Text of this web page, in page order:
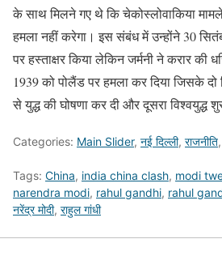
के साथ मिलने गए थे कि चेकोस्लोवाकिया
हमला नहीं करेगा। इस संबंध में उन्होंने 30
पर हस्ताक्षर किया लेकिन जर्मनी ने करार की
1939 को पोलैंड पर हमला कर दिया जिसके दो
से युद्ध की घोषणा कर दी और दूसरा विश्वयुद्ध
Categories: Main Slider, नई दिल्ली, राजनीति,
Tags: China, india china clash, modi
narendra modi, rahul gandhi, rahul
नरेंद्र मोदी, राहुल गांधी